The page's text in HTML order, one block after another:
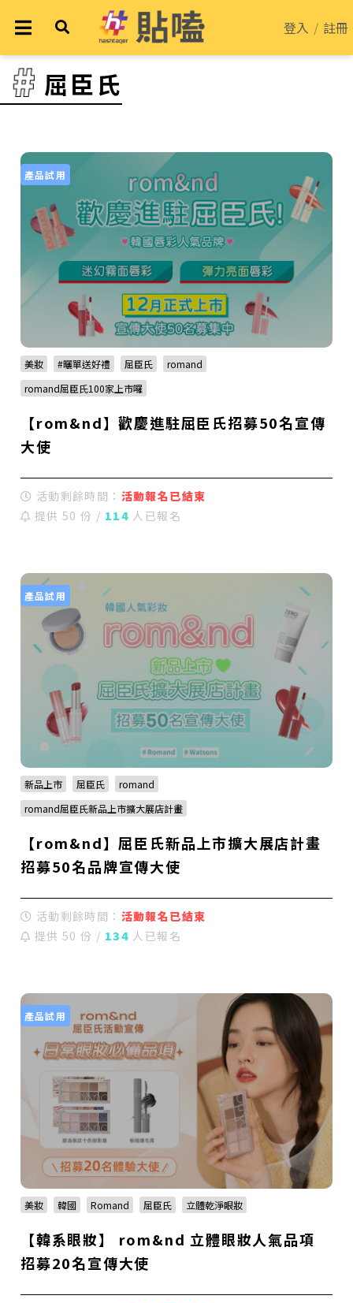
登入 / 註冊
屈臣氏
產品試用
美妝 #曬單送好禮 屈臣氏
romand
romand屈臣氏100家上市囉
【rom&nd】歡慶進駐屈臣氏招募50名宣傳
大使
活動剩餘時間： 活動報名已結束
提供 50 份 / 114 人已報名
產品試用
新品上市 屈臣氏
romand
romand屈臣氏新品上市擴大展店計畫
【rom&nd】屈臣氏新品上市擴大展店計畫
招募50名品牌宣傳大使
活動剩餘時間： 活動報名已結束
提供 50 份 / 134 人已報名
產品試用
美妝 韓國 Romand 屈臣氏 立體乾淨眼妝
【韓系眼妝】 rom&nd 立體眼妝人氣品項
招募20名宣傳大使